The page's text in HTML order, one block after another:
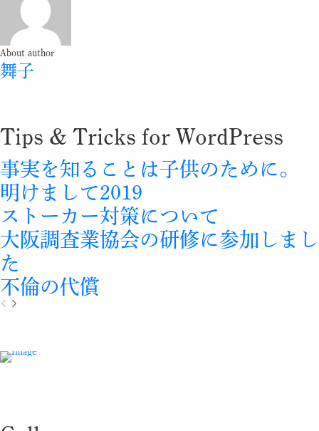
About author
舞子
Tips & Tricks for WordPress
事実を知ることは子供のために。
明けまして2019
ストーカー対策について
大阪調査業協会の研修に参加しまし
た
不倫の代償
P
o
u
N